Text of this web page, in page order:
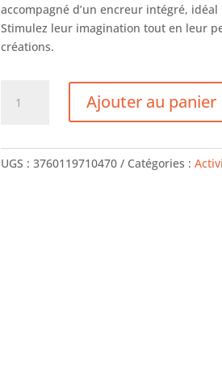
accompagné d’un encreur intégré,
Stimulez leur imagination tout en leur
créations.
Coffret
Ajouter au panier
UGS : 3760119710470 Catégories :